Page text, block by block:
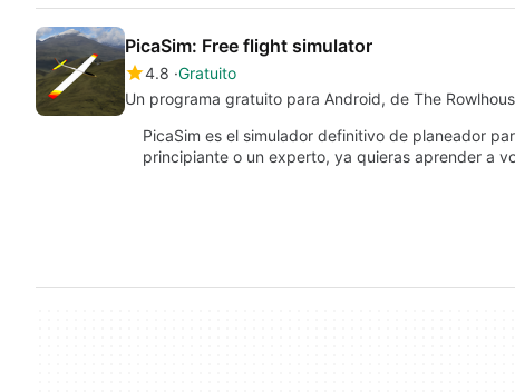
PicaSim: Free flight simulator
4.8 Gratuito
Un programa gratuito para Android, de The
PicaSim es el simulador definitivo de planeador
principiante o un experto, ya quieras aprender a